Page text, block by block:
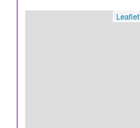
Leaflet